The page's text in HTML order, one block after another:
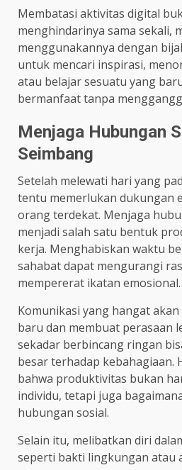
Membatasi aktivitas digital
menghindarinya sama sekali,
menggunakannya dengan
untuk mencari inspirasi,
atau belajar sesuatu yang
bermanfaat tanpa
Menjaga Hubungan
Seimbang
Setelah melewati hari yang
tentu memerlukan dukungan
orang terdekat. Menjaga
menjadi salah satu bentuk
kerja. Menghabiskan waktu
sahabat dapat mengurangi
mempererat ikatan emosional.
Komunikasi yang hangat
baru dan membuat perasaan
sekadar berbincang ringan
besar terhadap kebahagiaan.
bahwa produktivitas bukan
individu, tetapi juga
hubungan sosial.
Selain itu, melibatkan diri
seperti bakti lingkungan atau